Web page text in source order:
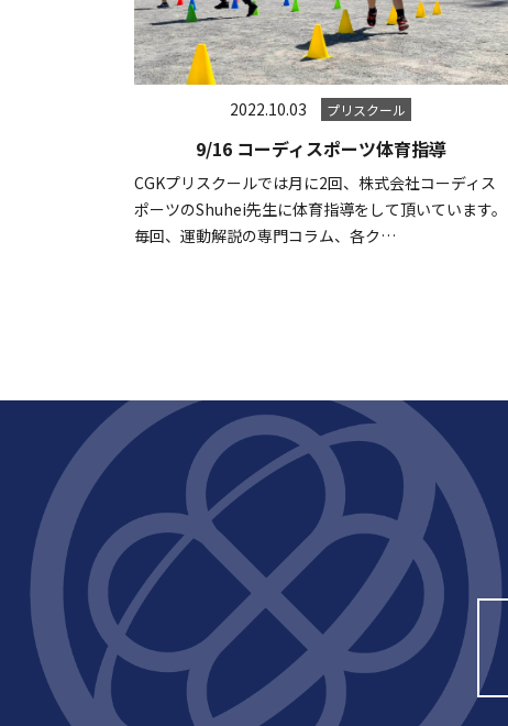
2022.10.03 プリスクール
9/16 コーディスポーツ体育指導
CGKプリスクールでは月に2回、株式会社コーディス
ポーツのShuhei先生に体育指導をして頂いています。
毎回、運動解説の専門コラム、各ク…